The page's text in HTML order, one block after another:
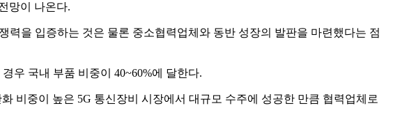
망이 나온다.
을 입증하는 것은 물론 중소협력업체와 동반 성장의 발판을 마련했다는 점
우 국내 부품 비중이 40~60%에 달한다.
비중이 높은 5G 통신장비 시장에서 대규모 수주에 성공한 만큼 협력업체로